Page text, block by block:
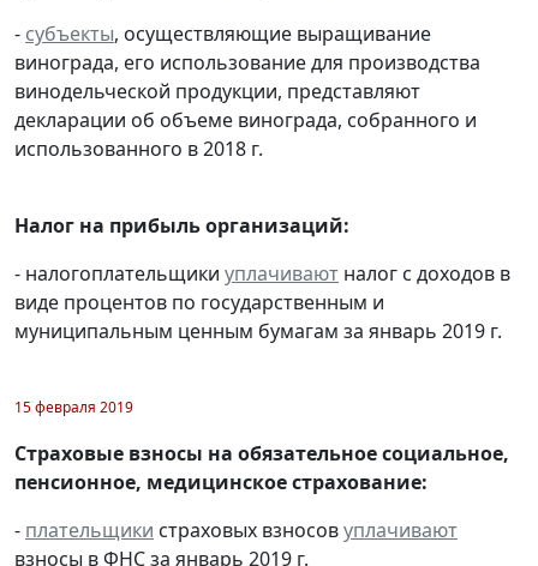
- субъекты, осуществляющие выращивание
винограда, его использование для производства
винодельческой продукции, представляют
декларации об объеме винограда, собранного и
использованного в 2018 г.
Налог на прибыль организаций:
- налогоплательщики уплачивают налог с доходов в
виде процентов по государственным и
муниципальным ценным бумагам за январь 2019 г.
15 февраля 2019
Страховые взносы на обязательное социальное,
пенсионное, медицинское страхование:
- плательщики страховых взносовуплачивают
взносы в ФНС за январь 2019 г.